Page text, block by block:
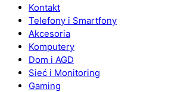
Kontakt
Telefony i Smartfony
Akcesoria
Komputery
Dom i AGD
Sieć i Monitoring
Gaming